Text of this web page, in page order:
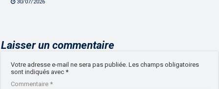
30/07/2026
Laisser un commentaire
Votre adresse e-mail ne sera pas publiée. Les champs obligatoires
sont indiqués avec*
Commentaire*